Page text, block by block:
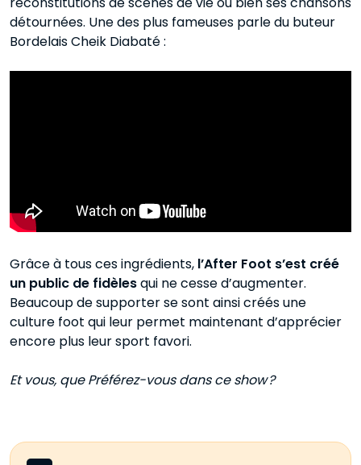
détournées. Une des plus fameuses parle du buteur
Bordelais Cheik Diabaté :
Grâce à tous ces ingrédients, l’After Foot s’est créé
un public de fidèlesqui ne cesse d’augmenter.
Beaucoup de supporter se sont ainsi créés une
culture foot qui leur permet maintenant d’apprécier
encore plus leur sport favori.
Et vous, que Préférez-vous dans ce show ?